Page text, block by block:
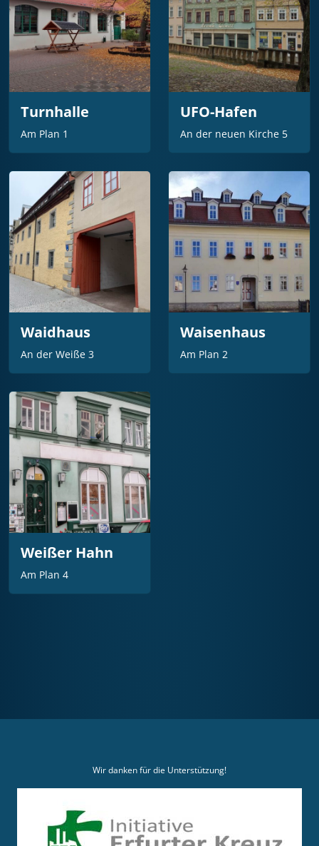
Turnhalle
Am Plan 1
UFO-Hafen
An der neuen Kirche 5
Waidhaus
An der Weiße 3
Waisenhaus
Am Plan 2
Weißer Hahn
Am Plan 4
Wir danken für die Unterstützung!